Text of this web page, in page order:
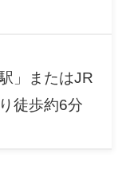
」またはJR
徒歩約6分